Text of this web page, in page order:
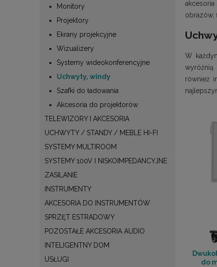
Monitory
Projektory
Ekrany projekcyjne
Wizualizery
Systemy wideokonferencyjne
Uchwyty, windy
Szafki do ładowania
Akcesoria do projektorów
TELEWIZORY I AKCESORIA
UCHWYTY / STANDY / MEBLE HI-FI
SYSTEMY MULTIROOM
SYSTEMY 100V I NISKOIMPEDANCYJNE
ZASILANIE
INSTRUMENTY
AKCESORIA DO INSTRUMENTÓW
SPRZĘT ESTRADOWY
POZOSTAŁE AKCESORIA AUDIO
INTELIGENTNY DOM
USŁUGI
obrazów,
W
wyróżnią
również
do